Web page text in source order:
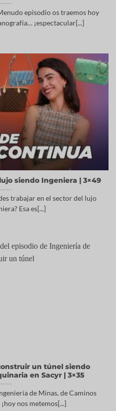
episodio os traemos hoy
¡espectacular[...]
siendo Ingeniera | 3×49
trabajar en el sector del lujo
Esa es[...]
un túnel siendo
en Sacyr | 3×35
de Minas, de Caminos
nos metemos[...]